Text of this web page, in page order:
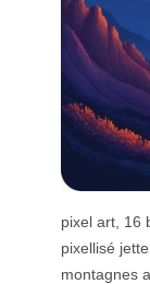
pixel art, 16
pixellisé
montagnes